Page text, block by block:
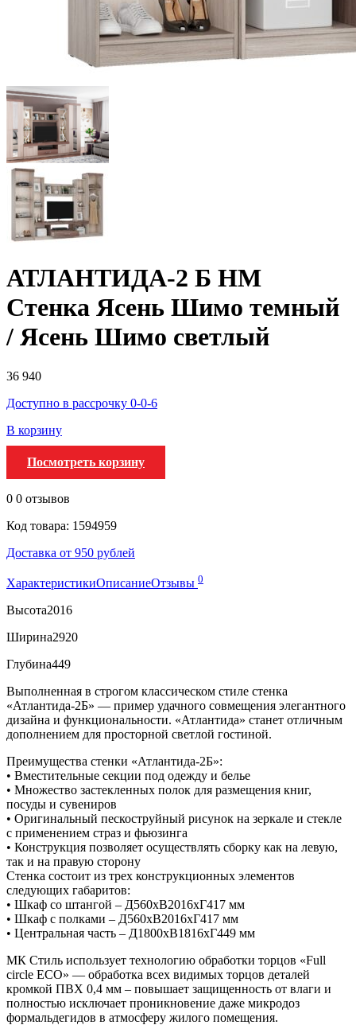
АТЛАНТИДА-2 Б НМ
Стенка Ясень Шимо темный
/ Ясень Шимо светлый
36 940
Доступно в рассрочку 0-0-6
В корзину
Посмотреть корзину
0 0 отзывов
Код товара: 1594959
Доставка от 950 рублей
ХарактеристикиОписаниеОтзывы 0
Высота2016
Ширина2920
Глубина449
Выполненная в строгом классическом стиле стенка
«Атлантида-2Б» — пример удачного совмещения элегантного
дизайна и функциональности. «Атлантида» станет отличным
дополнением для просторной светлой гостиной.
Преимущества стенки «Атлантида-2Б»:
• Вместительные секции под одежду и белье
• Множество застекленных полок для размещения книг,
посуды и сувениров
• Оригинальный пескоструйный рисунок на зеркале и стекле
с применением страз и фьюзинга
• Конструкция позволяет осуществлять сборку как на левую,
так и на правую сторону
Стенка состоит из трех конструкционных элементов
следующих габаритов:
• Шкаф со штангой – Д560хВ2016хГ417 мм
• Шкаф с полками – Д560хВ2016хГ417 мм
• Центральная часть – Д1800хВ1816хГ449 мм
МК Стиль использует технологию обработки торцов «Full
circle ECO» — обработка всех видимых торцов деталей
кромкой ПВХ 0,4 мм – повышает защищенность от влаги и
полностью исключает проникновение даже микродоз
формальдегидов в атмосферу жилого помещения.